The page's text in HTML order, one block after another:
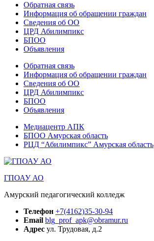
Обратная связь
Информация об обращении граждан
Сведения об ОО
ЦРД Абилимпикс
БПОО
Объявления
Обратная связь
Информация об обращении граждан
Сведения об ОО
ЦРД Абилимпикс
БПОО
Объявления
Медиацентр АПК
БПОО Амурская область
РЦД “Абилимпикс” Амурская область
ГПОАУ АО
Амурский педагогический колледж
Телефон +7(4162)35-30-94
Email blg_prof_apk@obramur.ru
Адрес ул. Трудовая, д.2